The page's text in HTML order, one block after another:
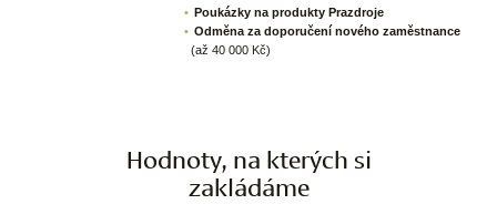
Poukázky na produkty Prazdroje
Odměna za doporučení nového zaměstnance
(až 40 000 Kč)
Hodnoty, na kterých si
zakládáme